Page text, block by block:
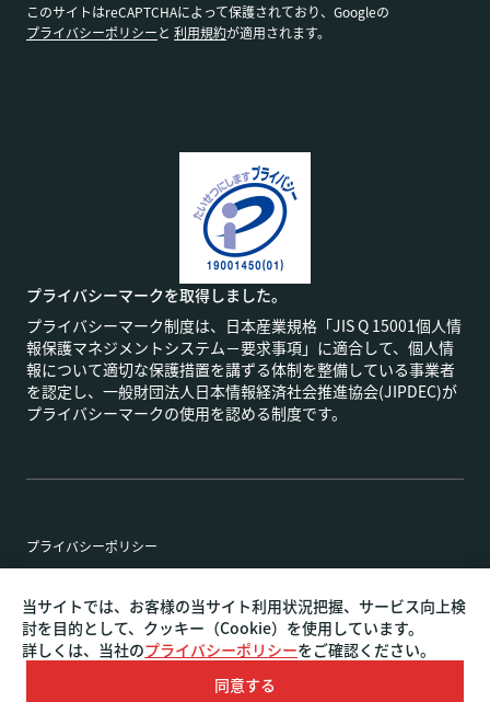
当サイトでは、お客様の当サイト利用状況把握、サービス向上検
討を目的として、クッキー（Cookie）を使用しています。
詳しくは、当社のプライバシーポリシーをご確認ください。
同意する
このサイトはreCAPTCHAによって保護されており、Googleの
プライバシーポリシーと 利用規約が適用されます。
プライバシーマークを取得しました。
プライバシーマーク制度は、日本産業規格「JIS Q 15001個人情
報保護マネジメントシステム－要求事項」に適合して、個人情
報について適切な保護措置を講ずる体制を整備している事業者
を認定し、一般財団法人日本情報経済社会推進協会(JIPDEC)が
プライバシーマークの使用を認める制度です。
Copyright©
名古屋・東京・大阪のホームページ制作やリニューアルな
プライバシーポリシー